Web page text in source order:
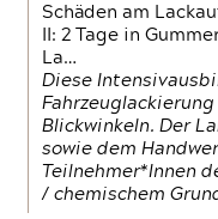
Schäden am
II: 2 Tage in
La…
Diese
Blickwinkeln. Der
sowie dem
Teilnehmer*Innen
/ chemischem